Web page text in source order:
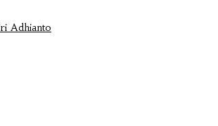
Adhianto